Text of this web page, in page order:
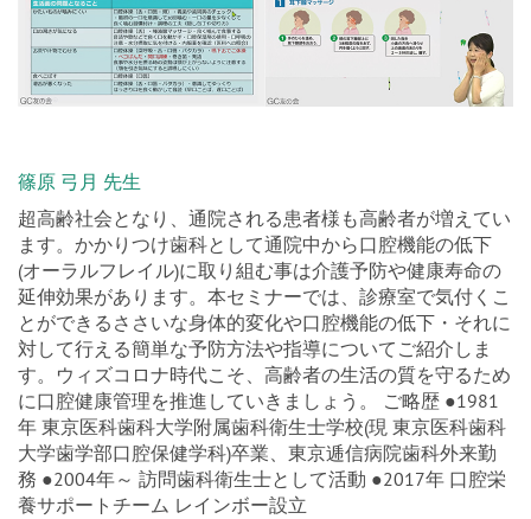
篠原 弓月 先生
超高齢社会となり、通院される患者様も高齢者が増えてい
ます。かかりつけ歯科として通院中から口腔機能の低下
(オーラルフレイル)に取り組む事は介護予防や健康寿命の
延伸効果があります。本セミナーでは、診療室で気付くこ
とができるささいな身体的変化や口腔機能の低下・それに
対して行える簡単な予防方法や指導についてご紹介しま
す。ウィズコロナ時代こそ、高齢者の生活の質を守るため
に口腔健康管理を推進していきましょう。 ご略歴 ●1981
年 東京医科歯科大学附属歯科衛生士学校(現 東京医科歯科
大学歯学部口腔保健学科)卒業、東京逓信病院歯科外来勤
務 ●2004年～ 訪問歯科衛生士として活動 ●2017年 口腔栄
養サポートチーム レインボー設立